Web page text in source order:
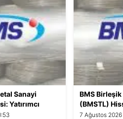
Sanayi
Yatırımcı
BMS
(BMSTL)
Yorumları ve
7 Ağustos